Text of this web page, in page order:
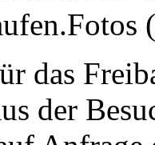
das
der